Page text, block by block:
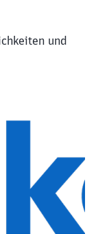
und